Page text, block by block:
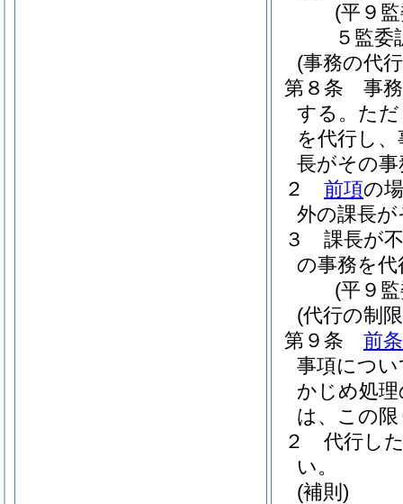
(平９
５監委
(事務の代
第８条
事
する。 た
を代行し
長がその
２
前項の
外の課長
３
課長が
の事務を
(平９
(代行の制
第９条
前条
事項につ
かじめ処
は、この
２
代行し
い。
(補則)